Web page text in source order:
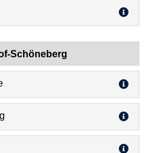
Schöneberg